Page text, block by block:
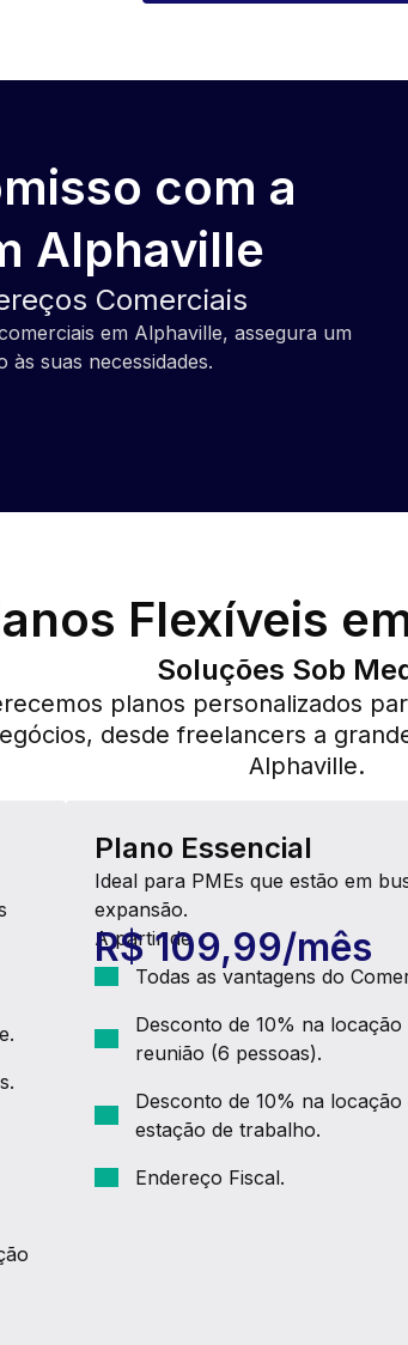
com a
Alphaville
Comerciais
em Alphaville, assegura um
às suas necessidades.
Flexíveis
Soluções Sob
planos personalizados
desde freelancers a
Alphaville.
Plano Essencial
Ideal para PMEs que estão em
expansão.
A partir de
R$ 109,99/mês
Todas as vantagens do
Desconto de 10% na locação
reunião (6 pessoas).
Desconto de 10% na locação
estação de trabalho.
Endereço Fiscal.